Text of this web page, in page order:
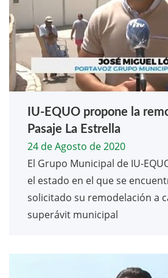
IU-EQUO propone la
Pasaje La Estrella
24 de Agosto de 2020
El Grupo Municipal de IU-
el estado en el que se
solicitado su remodelación a
superávit municipal